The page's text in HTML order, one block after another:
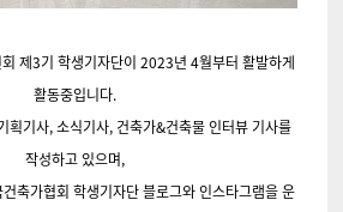
제3기 학생기자단이 2023년 4월부터 활발하게
활동중입니다.
획기사, 소식기사, 건축가&건축물 인터뷰 기사를
작성하고 있으며,
축가협회 학생기자단 블로그와 인스타그램을 운